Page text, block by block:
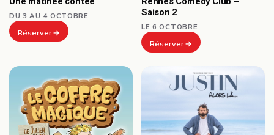
DU 3 AU 4 OCTOBRE
Réserver
Saison 2
LE 6 OCTOBRE
Réserver